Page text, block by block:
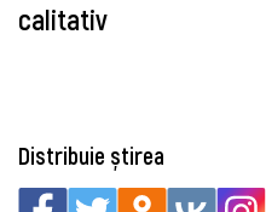
calitativ
Distribuie știrea